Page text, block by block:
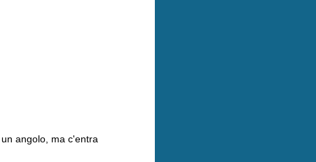
angolo, ma c'entra